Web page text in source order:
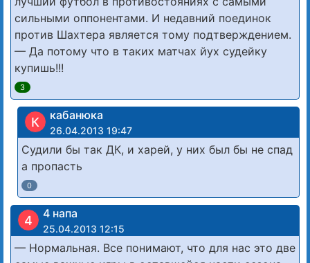
сильными оппонентами. И недавний поединок
против Шахтера является тому подтверждением.
— Да потому что в таких матчах йух судейку
купишь!!!
3
К кабанюка
26.04.2013 19:47
Судили бы так ДК, и харей, у них был бы не спад
а пропасть
0
4 4 напа
25.04.2013 12:15
— Нормальная. Все понимают, что для нас это две